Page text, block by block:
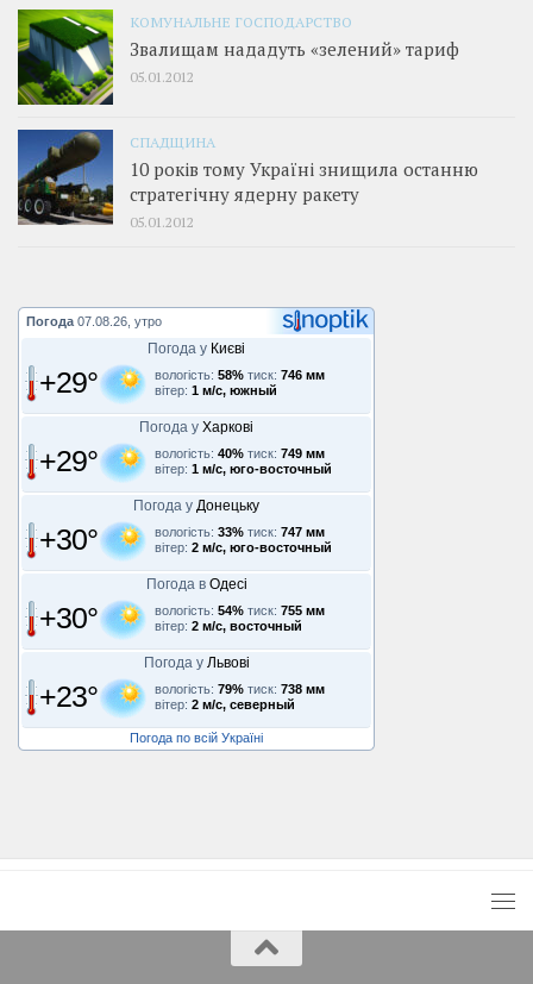
КОМУНАЛЬНЕ ГОСПОДАРСТВО
Звалищам нададуть «зелений» тариф
05.01.2012
СПАДЩИНА
10 років тому Україні знищила останню
стратегічну ядерну ракету
05.01.2012
Погода 07.08.26, утро
Погода у Києві
+29° вологість: 58% тиск: 746 мм
вітер: 1 м/с, южный
Погода у Харкові
+29° вологість: 40% тиск: 749 мм
вітер: 1 м/с, юго-восточный
Погода у Донецьку
+30° вологість: 33% тиск: 747 мм
вітер: 2 м/с, юго-восточный
Погода в Одесі
+30° вологість: 54% тиск: 755 мм
вітер: 2 м/с, восточный
Погода у Львові
+23° вологість: 79% тиск: 738 мм
вітер: 2 м/с, северный
Погода по всій Україні